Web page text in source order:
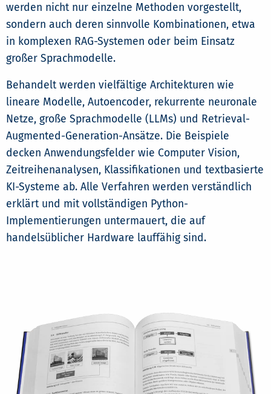
werden nicht nur einzelne Methoden vorgestellt,
sondern auch deren sinnvolle Kombinationen, etwa
in komplexen RAG-Systemen oder beim Einsatz
großer Sprachmodelle.
Behandelt werden vielfältige Architekturen wie
lineare Modelle, Autoencoder, rekurrente neuronale
Netze, große Sprachmodelle (LLMs) und Retrieval-
Augmented-Generation-Ansätze. Die Beispiele
decken Anwendungsfelder wie Computer Vision,
Zeitreihenanalysen, Klassifikationen und textbasierte
KI-Systeme ab. Alle Verfahren werden verständlich
erklärt und mit vollständigen Python-
Implementierungen untermauert, die auf
handelsüblicher Hardware lauffähig sind.